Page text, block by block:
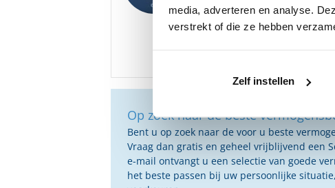
media, adverteren en analyse.
verstrekt of die ze hebben
Zelf instellen
Bent u hier mogelijk in
Op zoek naar de beste
Bent u op zoek naar de voor u beste
Vraag dan gratis en geheel vrijblijvend een
e-mail ontvangt u een selectie van goede
het beste passen bij uw persoonlijke